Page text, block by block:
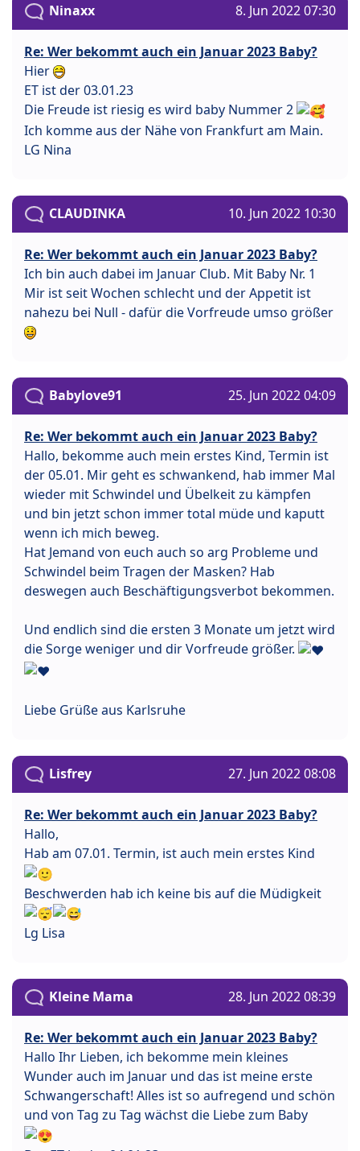
Ninaxx 8. Jun 2022 07:30
Re: Wer bekommt auch ein Januar 2023 Baby?
Hier
ET ist der 03.01.23
Die Freude ist riesig es wird baby Nummer 2
Ich komme aus der Nähe von Frankfurt am Main.
LG Nina
CLAUDINKA 10. Jun 2022 10:30
Re: Wer bekommt auch ein Januar 2023 Baby?
Ich bin auch dabei im Januar Club. Mit Baby Nr. 1
Mir ist seit Wochen schlecht und der Appetit ist
nahezu bei Null - dafür die Vorfreude umso größer
Babylove91 25. Jun 2022 04:09
Re: Wer bekommt auch ein Januar 2023 Baby?
Hallo, bekomme auch mein erstes Kind, Termin ist
der 05.01. Mir geht es schwankend, hab immer Mal
wieder mit Schwindel und Übelkeit zu kämpfen
und bin jetzt schon immer total müde und kaputt
wenn ich mich beweg.
Hat Jemand von euch auch so arg Probleme und
Schwindel beim Tragen der Masken? Hab
deswegen auch Beschäftigungsverbot bekommen.
Und endlich sind die ersten 3 Monate um jetzt wird
die Sorge weniger und dir Vorfreude größer.
Liebe Grüße aus Karlsruhe
Lisfrey 27. Jun 2022 08:08
Re: Wer bekommt auch ein Januar 2023 Baby?
Hallo,
Hab am 07.01. Termin, ist auch mein erstes Kind
Beschwerden hab ich keine bis auf die Müdigkeit
Lg Lisa
Kleine Mama 28. Jun 2022 08:39
Re: Wer bekommt auch ein Januar 2023 Baby?
Hallo Ihr Lieben, ich bekomme mein kleines
Wunder auch im Januar und das ist meine erste
Schwangerschaft! Alles ist so aufregend und schön
und von Tag zu Tag wächst die Liebe zum Baby